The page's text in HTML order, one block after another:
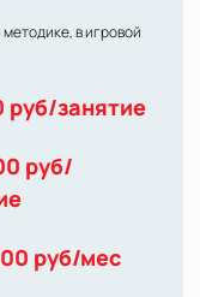
в игровой
руб/занятие
руб/
руб/мес